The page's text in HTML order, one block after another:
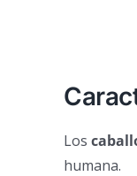
Los
humana.